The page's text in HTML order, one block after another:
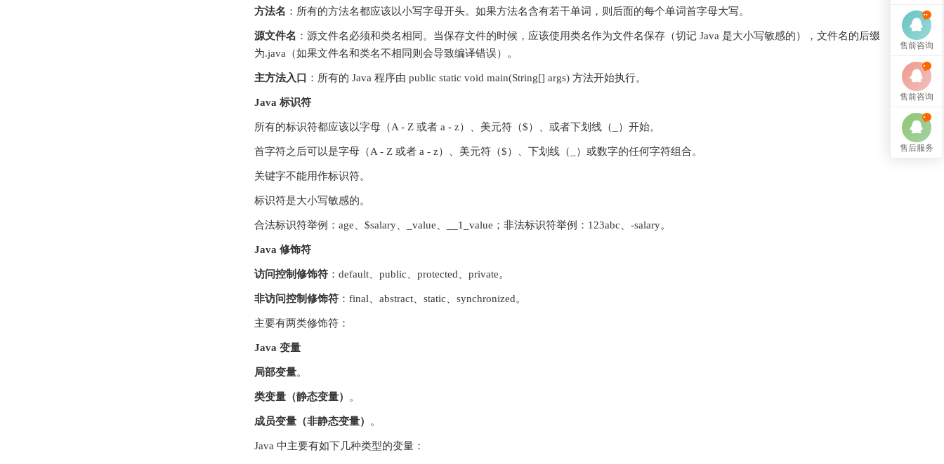
方法名 ：所有的方法名都应该以小写字母开头。如果方法名含有若干单词，则后面的每个单词首字母大写。
源文件名 ：源文件名必须和类名相同。当保存文件的时候，应该使用类名作为文件名保存（切记 Java 是大小写敏感的），文件名的后缀
为.java（如果文件名和类名不相同则会导致编译错误）。
主方法入口 ：所有的 Java 程序由 public static void main(String[] args) 方法开始执行。
Java 标识符
所有的标识符都应该以字母（A - Z 或者 a - z）、美元符（$）、或者下划线（_）开始。
首字符之后可以是字母（A - Z 或者 a - z）、美元符（$）、下划线（_）或数字的任何字符组合。
关键字不能用作标识符。
标识符是大小写敏感的。
合法标识符举例：age、$salary、_value、__1_value；非法标识符举例：123abc、-salary。
Java 修饰符
访问控制修饰符 ：default、public、protected、private。
非访问控制修饰符 ：final、abstract、static、synchronized。
主要有两类修饰符：
Java 变量
局部变量。
类变量（静态变量） 。
成员变量（非静态变量） 。
Java 中主要有如下几种类型的变量：
售前咨询
售前咨询
售后服务